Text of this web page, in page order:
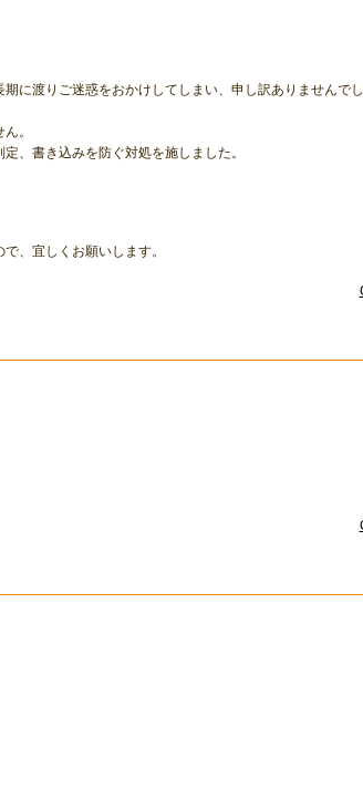
に渡りご迷惑をおかけしてしまい、申し訳ありませんで
。
、書き込みを防ぐ対処を施しました。
、宜しくお願いします。